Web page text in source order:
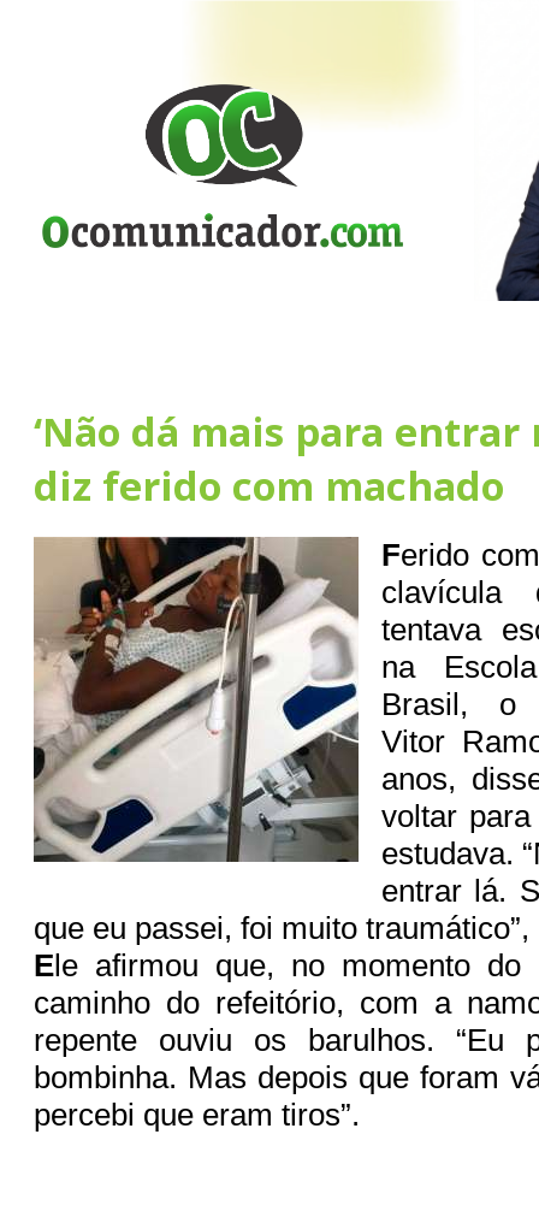
‘Não dá mais para entrar
diz ferido com machado
Ferido
clavícula
tentava
na
Brasil, o
Vitor
anos,
voltar
estudava.
entrar lá.
que eu passei, foi muito traumático”,
Ele afirmou que, no momento do
caminho do refeitório, com a
repente ouviu os barulhos. “Eu
bombinha. Mas depois que foram
percebi que eram tiros”.